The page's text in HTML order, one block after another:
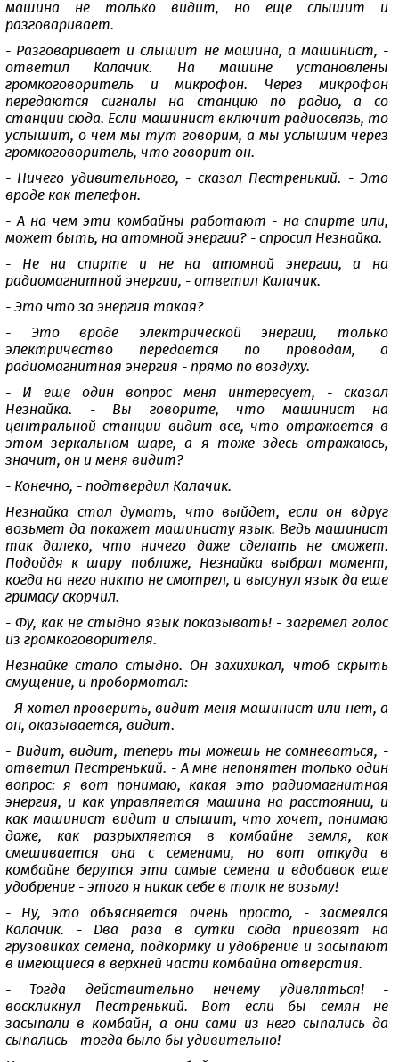
машина не только видит, но еще слышит и
разговаривает.
- Разговаривает и слышит не машина, а машинист, -
ответил Калачик. На машине установлены
громкоговоритель и микрофон. Через микрофон
передаются сигналы на станцию по радио, а со
станции сюда. Если машинист включит радиосвязь, то
услышит, о чем мы тут говорим, а мы услышим через
громкоговоритель, что говорит он.
- Ничего удивительного, - сказал Пестренький. - Это
вроде как телефон.
- А на чем эти комбайны работают - на спирте или,
может быть, на атомной энергии? - спросил Незнайка.
- Не на спирте и не на атомной энергии, а на
радиомагнитной энергии, - ответил Калачик.
- Это что за энергия такая?
- Это вроде электрической энергии, только
электричество передается по проводам, а
радиомагнитная энергия - прямо по воздуху.
- И еще один вопрос меня интересует, - сказал
Незнайка. - Вы говорите, что машинист на
центральной станции видит все, что отражается в
этом зеркальном шаре, а я тоже здесь отражаюсь,
значит, он и меня видит?
- Конечно, - подтвердил Калачик.
Незнайка стал думать, что выйдет, если он вдруг
возьмет да покажет машинисту язык. Ведь машинист
так далеко, что ничего даже сделать не сможет.
Подойдя к шару поближе, Незнайка выбрал момент,
когда на него никто не смотрел, и высунул язык да еще
гримасу скорчил.
- Фу, как не стыдно язык показывать! - загремел голос
из громкоговорителя.
Незнайке стало стыдно. Он захихикал, чтоб скрыть
смущение, и пробормотал:
- Я хотел проверить, видит меня машинист или нет, а
он, оказывается, видит.
- Видит, видит, теперь ты можешь не сомневаться, -
ответил Пестренький. - А мне непонятен только один
вопрос: я вот понимаю, какая это радиомагнитная
энергия, и как управляется машина на расстоянии, и
как машинист видит и слышит, что хочет, понимаю
даже, как разрыхляется в комбайне земля, как
смешивается она с семенами, но вот откуда в
комбайне берутся эти самые семена и вдобавок еще
удобрение - этого я никак себе в толк не возьму!
- Ну, это объясняется очень просто, - засмеялся
Калачик. - Два раза в сутки сюда привозят на
грузовиках семена, подкормку и удобрение и засыпают
в имеющиеся в верхней части комбайна отверстия.
- Тогда действительно нечему удивляться! -
воскликнул Пестренький. Вот если бы семян не
засыпали в комбайн, а они сами из него сыпались да
сыпались - тогда было бы удивительно!